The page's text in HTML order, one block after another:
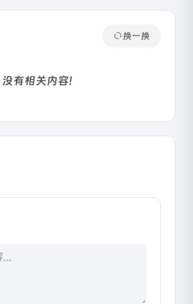
换一换
没有相关内容!